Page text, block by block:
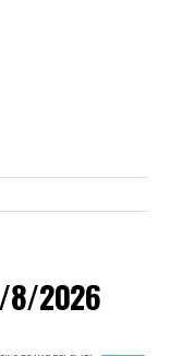
8/2026